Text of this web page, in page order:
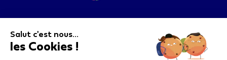
Salut c'est nous...
les Cookies !